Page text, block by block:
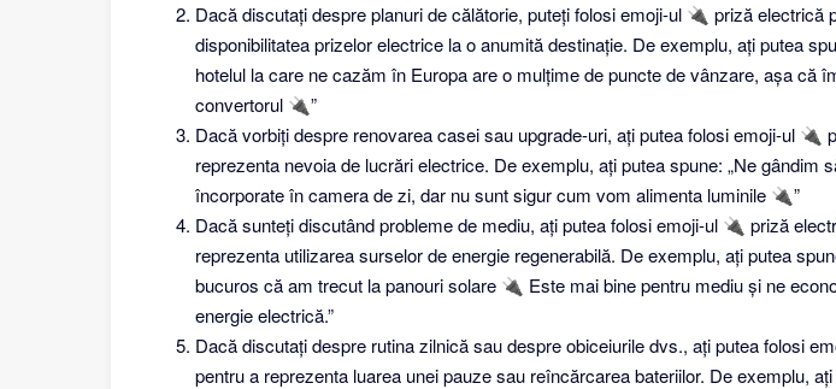
Dacă discutați despre planuri de călătorie, puteți folosi emoji-ul 🔌 priză electrică
disponibilitatea prizelor electrice la o anumită destinație. De exemplu, ați putea
hotelul la care ne cazăm în Europa are o mulțime de puncte de vânzare, așa că
convertorul 🔌”
Dacă vorbiți despre renovarea casei sau upgrade-uri, ați putea folosi emoji-ul 🔌
reprezenta nevoia de lucrări electrice. De exemplu, ați putea spune: „Ne gândim
încorporate în camera de zi, dar nu sunt sigur cum vom alimenta luminile 🔌”
Dacă sunteți discutând probleme de mediu, ați putea folosi emoji-ul 🔌 priză
reprezenta utilizarea surselor de energie regenerabilă. De exemplu, ați putea
bucuros că am trecut la panouri solare 🔌 Este mai bine pentru mediu și ne
energie electrică.”
Dacă discutați despre rutina zilnică sau despre obiceiurile dvs., ați putea folosi
pentru a reprezenta luarea unei pauze sau reîncărcarea bateriilor. De exemplu, ați